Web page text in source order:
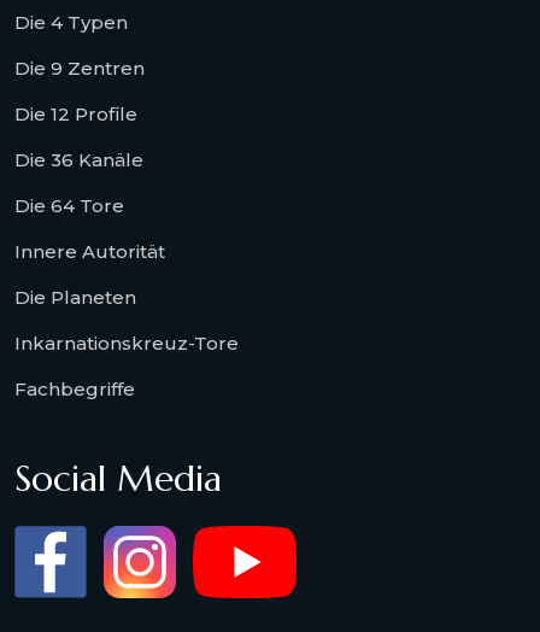
Die 4 Typen
Die 9 Zentren
Die 12 Profile
Die 36 Kanäle
Die 64 Tore
Innere Autorität
Die Planeten
Inkarnationskreuz-Tore
Fachbegriffe
Social Media